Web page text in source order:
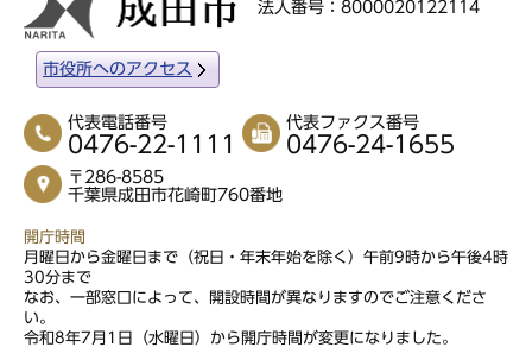
法人番号：8000020122114
市役所へのアクセス
代表電話番号
0476-22-1111
代表ファクス番号
0476-24-1655
〒286-8585
千葉県成田市花崎町760番地
開庁時間
月曜日から金曜日まで（祝日・年末年始を除く）午前9時から午後4時
30分まで
なお、一部窓口によって、開設時間が異なりますのでご注意くださ
い。
令和8年7月1日（水曜日）から開庁時間が変更になりました。